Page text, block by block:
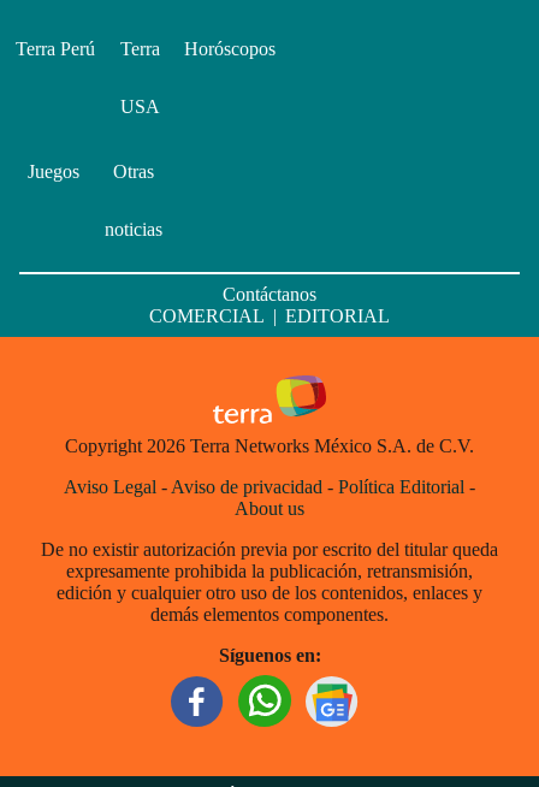
Terra Perú Terra
USA
Horóscopos
Juegos Otras
noticias
Contáctanos
COMERCIAL | EDITORIAL
Copyright 2026 Terra Networks México S.A. de C.V.
Aviso Legal - Aviso de privacidad - Política Editorial -
About us
De no existir autorización previa por escrito del titular queda
expresamente prohibida la publicación, retransmisión,
edición y cualquier otro uso de los contenidos, enlaces y
demás elementos componentes.
Síguenos en: